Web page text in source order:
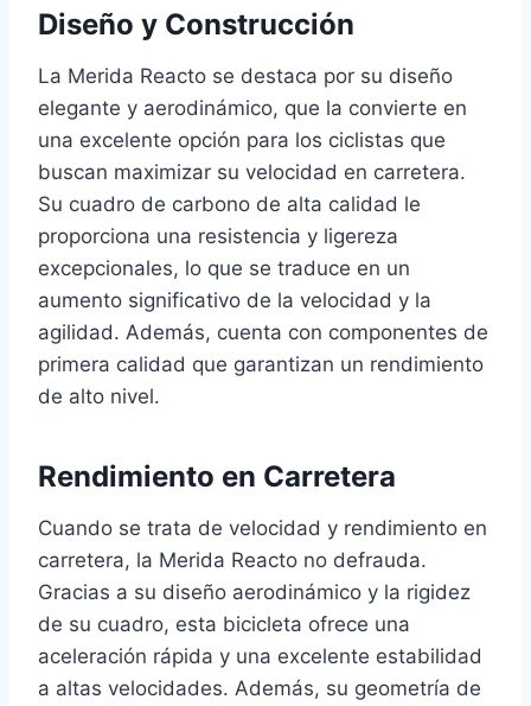
Diseño y Construcción
La Merida Reacto se destaca por su diseño
elegante y aerodinámico, que la convierte en
una excelente opción para los ciclistas que
buscan maximizar su velocidad en carretera.
Su cuadro de carbono de alta calidad le
proporciona una resistencia y ligereza
excepcionales, lo que se traduce en un
aumento significativo de la velocidad y la
agilidad. Además, cuenta con componentes de
primera calidad que garantizan un rendimiento
de alto nivel.
Rendimiento en Carretera
Cuando se trata de velocidad y rendimiento en
carretera, la Merida Reacto no defrauda.
Gracias a su diseño aerodinámico y la rigidez
de su cuadro, esta bicicleta ofrece una
aceleración rápida y una excelente estabilidad
a altas velocidades. Además, su geometría de